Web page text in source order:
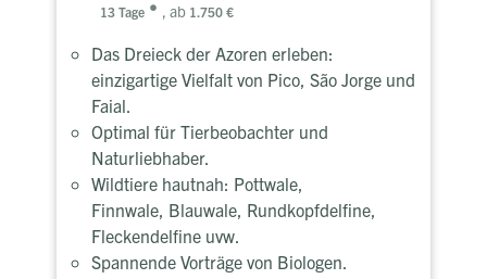
13 Tage , ab 1.750 €
Das Dreieck der Azoren erleben:
einzigartige Vielfalt von Pico, São Jorge und
Faial.
Optimal für Tierbeobachter und
Naturliebhaber.
Wildtiere hautnah: Pottwale,
Finnwale, Blauwale, Rundkopfdelfine,
Fleckendelfine uvw.
Spannende Vorträge von Biologen.